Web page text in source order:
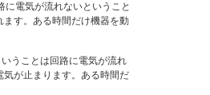
電気が流れないということ
す。ある時間だけ機器を動
うことは回路に電気が流れ
が止まります。ある時間だ